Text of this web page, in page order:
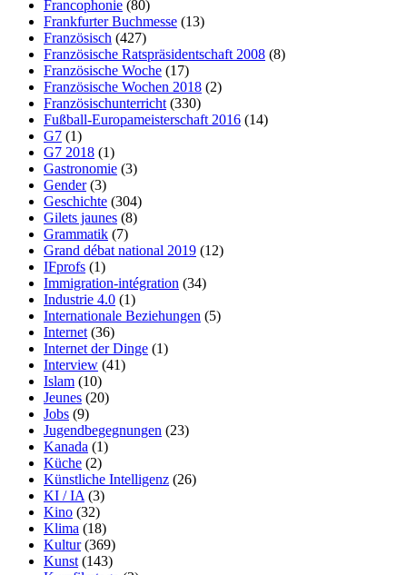
Francophonie (80)
Frankfurter Buchmesse (13)
Französisch (427)
Französische Ratspräsidentschaft 2008 (8)
Französische Woche (17)
Französische Wochen 2018 (2)
Französischunterricht(330)
Fußball-Europameisterschaft 2016 (14)
G7 (1)
G7 2018 (1)
Gastronomie (3)
Gender(3)
Geschichte (304)
Gilets jaunes (8)
Grammatik (7)
Grand débat national 2019 (12)
IFprofs (1)
Immigration-intégration (34)
Industrie 4.0 (1)
Internationale Beziehungen (5)
Internet(36)
Internet der Dinge (1)
Interview (41)
Islam (10)
Jeunes (20)
Jobs (9)
Jugendbegegnungen (23)
Kanada (1)
Küche (2)
Künstliche Intelligenz (26)
KI / IA(3)
Kino (32)
Klima (18)
Kultur(369)
Kunst(143)